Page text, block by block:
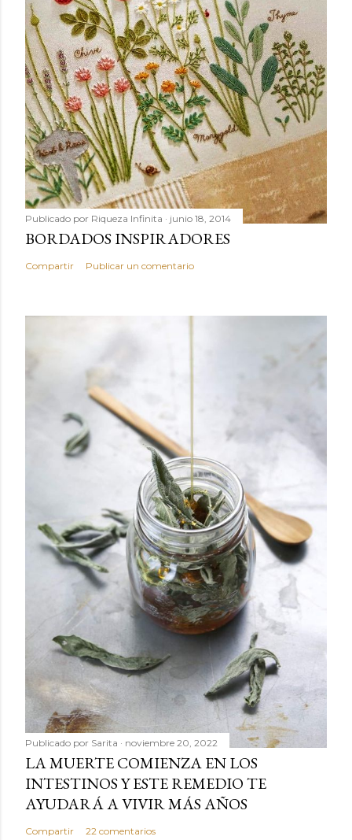
Publicado por Riqueza Infinita junio 18, 2014
BORDADOS INSPIRADORES
Compartir Publicar un comentario
Publicado por Sarita noviembre 20, 2022
LA MUERTE COMIENZA EN LOS
INTESTINOS Y ESTE REMEDIO TE
AYUDARÁ A VIVIR MÁS AÑOS
Compartir 22 comentarios